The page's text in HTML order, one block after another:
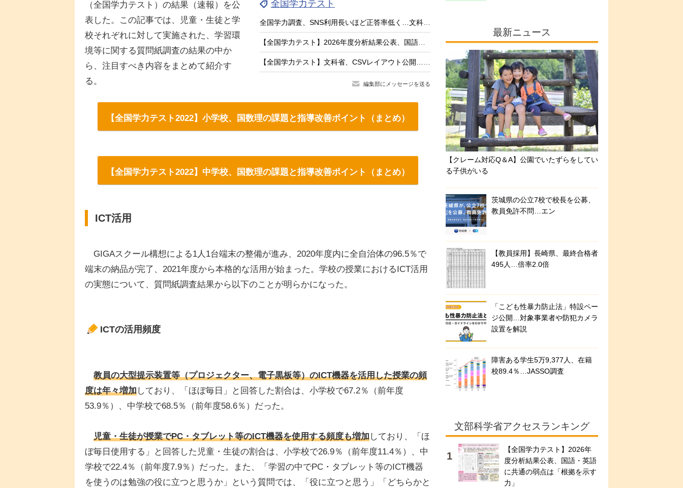
全国学力テスト
編集部にメッセージを送る
（全国学力テスト）の結果（速報）を公
表した。この記事では、児童・生徒と学
校それぞれに対して実施された、学習環
境等に関する質問紙調査の結果の中か
ら、注目すべき内容をまとめて紹介す
る。
【全国学力テスト2022】小学校、国数理の課題と指導改善ポイント（まとめ）
【全国学力テスト2022】中学校、国数理の課題と指導改善ポイント（まとめ）
ICT活用
GIGAスクール構想による1人1台端末の整備が進み、2020年度内に全自治体の96.5％で
端末の納品が完了、2021年度から本格的な活用が始まった。学校の授業におけるICT活用
の実態について、質問紙調査結果から以下のことが明らかになった。
ICTの活用頻度
教員の大型提示装置等（プロジェクター、電子黒板等）のICT機器を活用した授業の頻
度は年々増加しており、「ほぼ毎日」と回答した割合は、小学校で67.2％（前年度
53.9％）、中学校で68.5％（前年度58.6％）だった。
児童・生徒が授業でPC・タブレット等のICT機器を使用する頻度も増加しており、「ほ
ぼ毎日使用する」と回答した児童・生徒の割合は、小学校で26.9％（前年度11.4％）、中
学校で22.4％（前年度7.9％）だった。また、「学習の中でPC・タブレット等のICT機器
を使うのは勉強の役に立つと思うか」という質問では、「役に立つと思う」「どちらかと
最新ニュース
【クレーム対応Q＆A】公園でいたずらをしてい
る子供がいる
茨城県の公立7校で校長を公募、
教員免許不問…エン
【教員採用】長崎県、最終合格者
495人…倍率2.0倍
「こども性暴力防止法」特設ペー
ジ公開…対象事業者や防犯カメラ
設置を解説
障害ある学生5万9,377人、在籍
校89.4％…JASSO調査
文部科学省アクセスランキング
【全国学力テスト】2026年
度分析結果公表、国語・英語
に共通の弱点は「根拠を示す
力」